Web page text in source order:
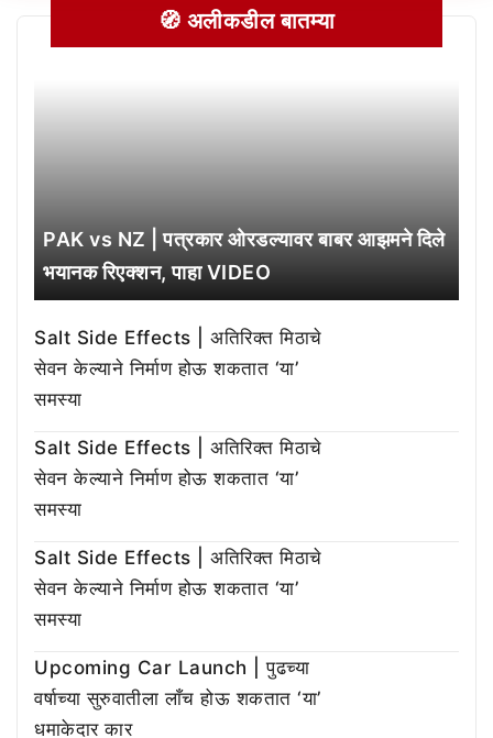
🧭 अलीकडील बातम्या
PAK vs NZ | पत्रकार ओरडल्यावर बाबर आझमने दिले
भयानक रिएक्शन, पाहा VIDEO
Salt Side Effects | अतिरिक्त मिठाचे
सेवन केल्याने निर्माण होऊ शकतात ‘या’
समस्या
Salt Side Effects | अतिरिक्त मिठाचे
सेवन केल्याने निर्माण होऊ शकतात ‘या’
समस्या
Salt Side Effects | अतिरिक्त मिठाचे
सेवन केल्याने निर्माण होऊ शकतात ‘या’
समस्या
Upcoming Car Launch | पुढच्या
वर्षाच्या सुरुवातीला लाँच होऊ शकतात ‘या’
धमाकेदार कार